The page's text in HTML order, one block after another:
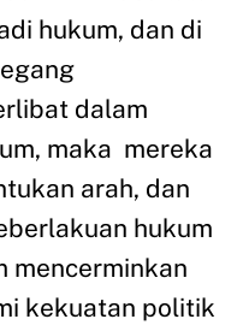
hukum, dan di
dalam
maka mereka
arah, dan
hukum
mencerminkan
kekuatan politik